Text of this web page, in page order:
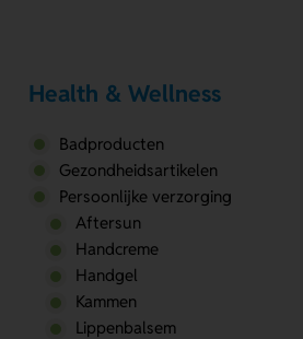
Health & Wellness
Badproducten
Gezondheidsartikelen
Persoonlijke verzorging
Aftersun
Handcreme
Handgel
Kammen
Lippenbalsem